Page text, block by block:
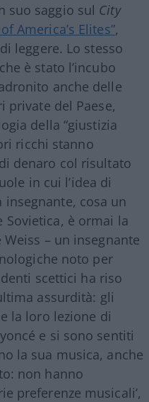
suo saggio sul City
America’s Elites”,
leggere. Lo stesso
è stato l’incubo
anche delle
private del Paese,
della “giustizia
ricchi stanno
denaro col risultato
in cui l’idea di
cosa un
Sovietica, è ormai la
Weiss – un insegnante
noto per
scettici ha riso
assurdità: gli
la loro lezione di
e si sono sentiti
la sua musica, anche
non hanno
preferenze musicali’,